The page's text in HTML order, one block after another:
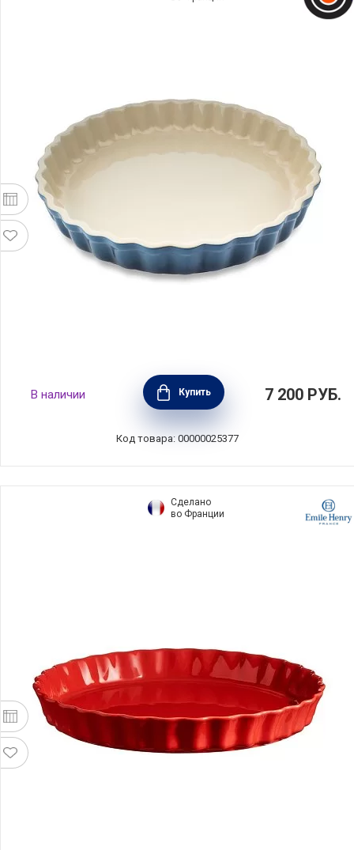
Форма для выпечки рифленая круглая 28
см, материал керамика, цвет лазурь, Le
Creuset, Франция, 91015928642100
В наличии Купить 7 200 РУБ.
Код товара: 00000025377
Сделано
во Франции